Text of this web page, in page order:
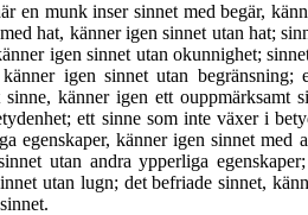
en munk inser sinnet med begär,
hat, känner igen sinnet utan hat;
igen sinnet utan okunnighet;
känner igen sinnet utan
sinne, känner igen ett ouppmärksamt
ett sinne som inte växer i
egenskaper, känner igen sinnet med
utan andra ypperliga
utan lugn; det befriade sinnet,